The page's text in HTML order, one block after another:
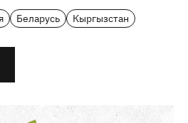
Беларусь
Кыргызстан